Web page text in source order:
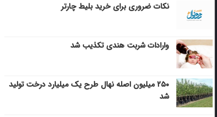
نکات ضروری برای خرید بلیط چارتر
وارادات شربت هندی تکذیب شد
۲۵۰ میلیون اصله نهال طرح یک میلیارد درخت تولید
شد